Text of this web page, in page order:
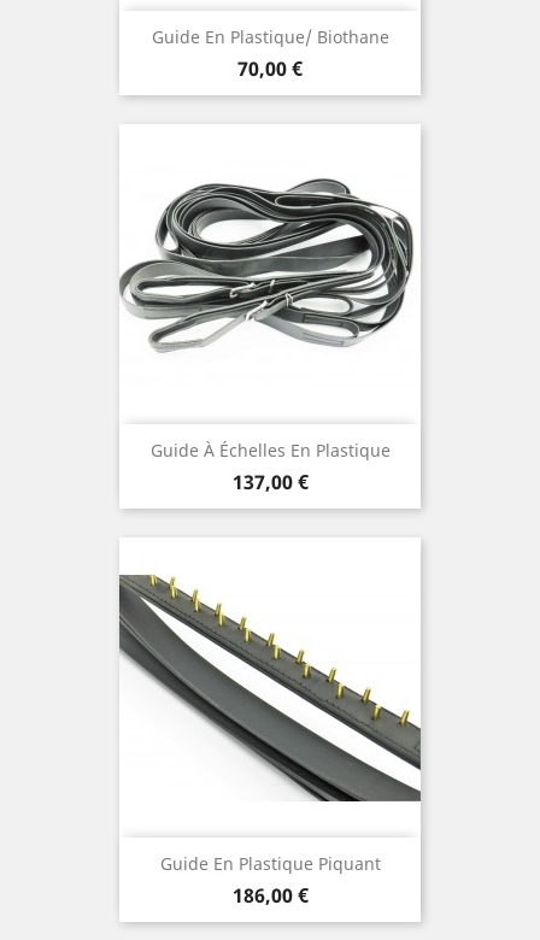
Guide En Plastique/ Biothane
Preis
70,00 €
Guide À Échelles En Plastique
Preis
137,00 €
Guide En Plastique Piquant
Preis
186,00 €